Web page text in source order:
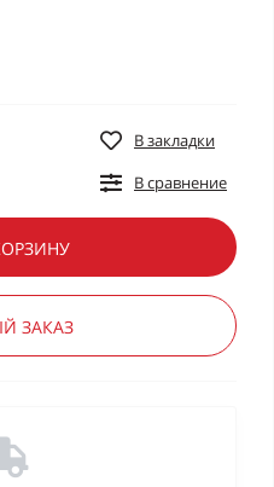
В закладки
В сравнение
ЗАКАЗ